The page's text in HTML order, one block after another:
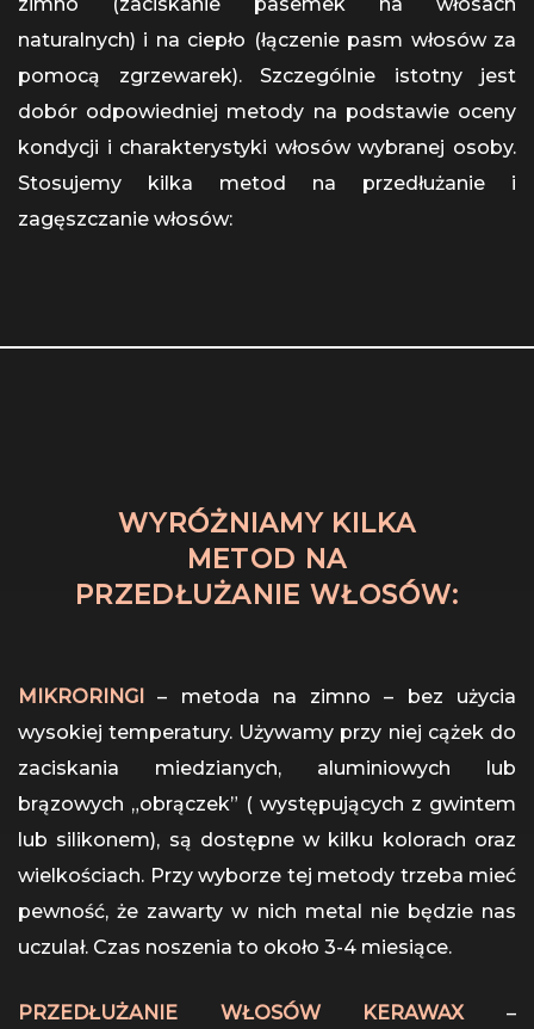
naturalnych) i na ciepło (łączenie pasm włosów za
pomocą zgrzewarek). Szczególnie istotny jest
dobór odpowiedniej metody na podstawie oceny
kondycji i charakterystyki włosów wybranej osoby.
Stosujemy kilka metod na przedłużanie i
zagęszczanie włosów:
WYRÓŻNIAMY KILKA
METOD NA
PRZEDŁUŻANIE WŁOSÓW:
MIKRORINGI – metoda na zimno – bez użycia
wysokiej temperatury. Używamy przy niej cążek do
zaciskania miedzianych, aluminiowych lub
brązowych „obrączek” ( występujących z gwintem
lub silikonem), są dostępne w kilku kolorach oraz
wielkościach. Przy wyborze tej metody trzeba mieć
pewność, że zawarty w nich metal nie będzie nas
uczulał. Czas noszenia to około 3-4 miesiące.
PRZEDŁUŻANIE WŁOSÓW KERAWAX–